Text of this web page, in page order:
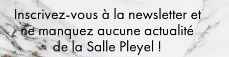
Inscrivez-vous à la newsletter et
ne manquez aucune actualité
de la Salle Pleyel !